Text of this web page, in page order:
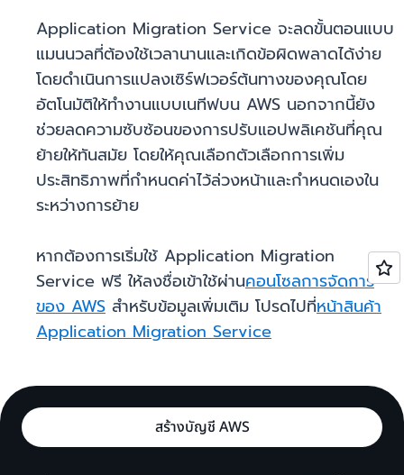
Application Migration Service จะลดขั้นตอนแบบ
แมนนวลที่ต้องใช้เวลานานและเกิดข้อผิดพลาดได้ง่าย
โดยดำเนินการแปลงเซิร์ฟเวอร์ต้นทางของคุณโดย
อัตโนมัติให้ทำงานแบบเนทีฟบน AWS นอกจากนี้ยัง
ช่วยลดความซับซ้อนของการปรับแอปพลิเคชันที่คุณ
ย้ายให้ทันสมัย โดยให้คุณเลือกตัวเลือกการเพิ่ม
ประสิทธิภาพที่กำหนดค่าไว้ล่วงหน้าและกำหนดเองใน
ระหว่างการย้าย
หากต้องการเริ่มใช้ Application Migration
Service ฟรี ให้ลงชื่อเข้าใช้ผ่านคอนโซลการจัดการ
ของ AWS สำหรับข้อมูลเพิ่มเติม โปรดไปที่หน้าสินค้า
Application Migration Service
สร้างบัญชี AWS